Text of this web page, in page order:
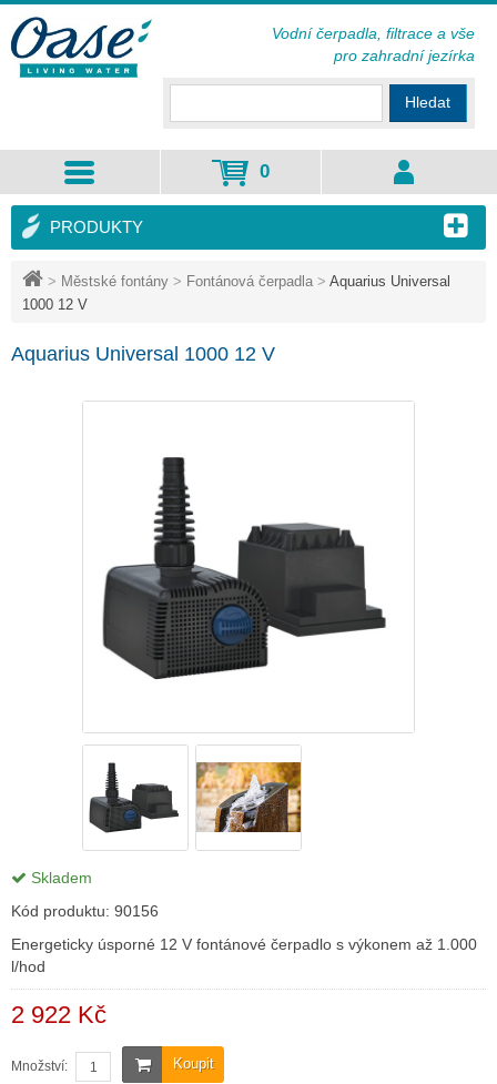
> Městské fontány > Fontánová čerpadla > Aquarius Universal
1000 12 V
Aquarius Universal 1000 12 V
Skladem
Kód produktu: 90156
Energeticky úsporné 12 V fontánové čerpadlo s výkonem až 1.000
l/hod
2 922 Kč
Koupit
Množství:
PRODUKTY
Hledat
0
Vodní čerpadla, filtrace a vše
pro zahradní jezírka